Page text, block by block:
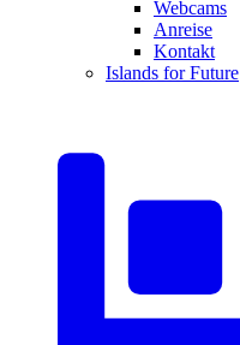
Webcams
Anreise
Kontakt
Islands for Future